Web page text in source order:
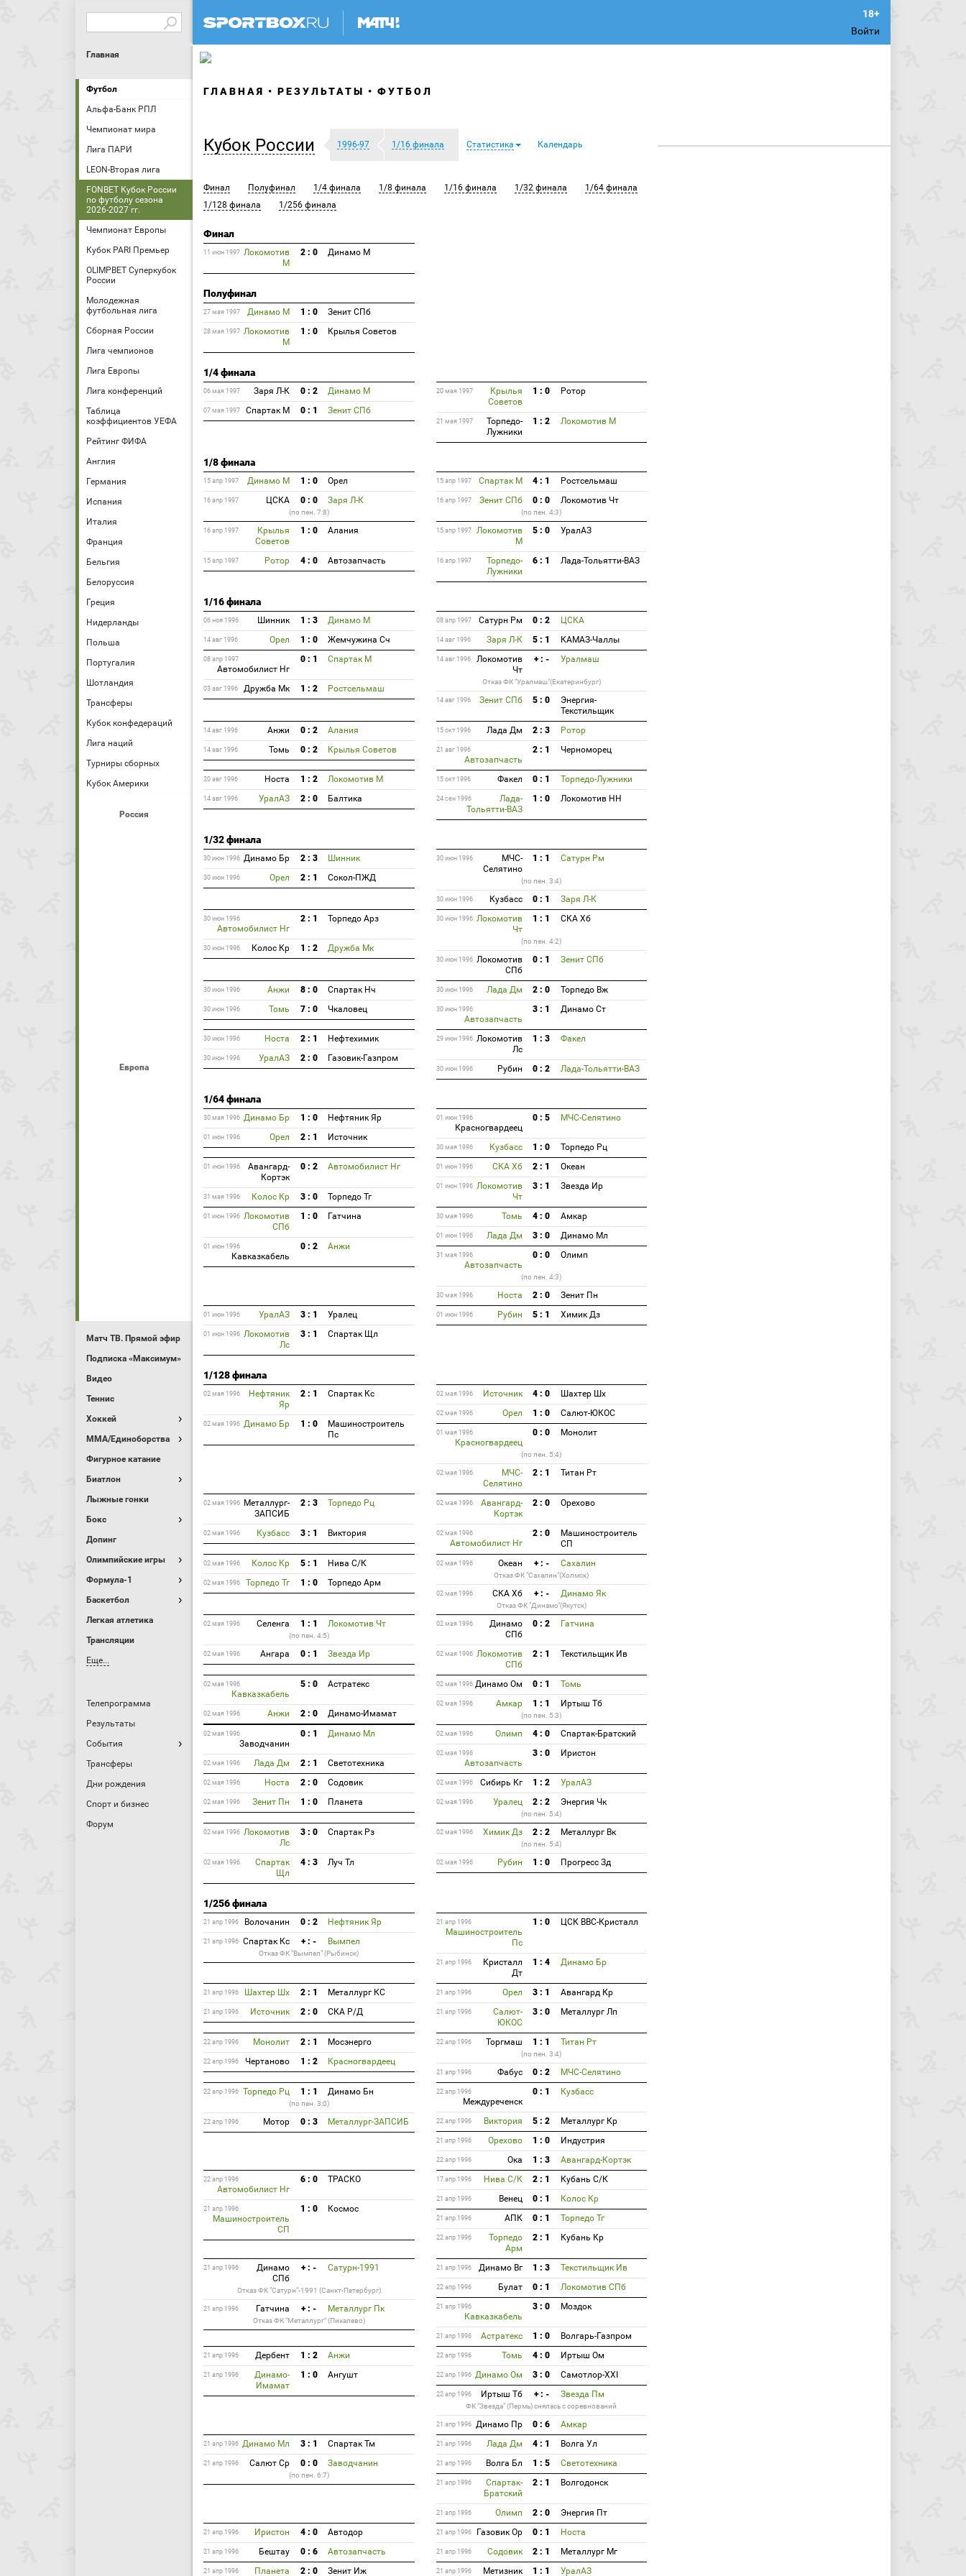
Войти
Главная
Футбол
Альфа-Банк РПЛ
Чемпионат мира
Лига ПАРИ
LEON-Вторая лига
FONBET Кубок России
по футболу сезона
2026-2027 гг.
Чемпионат Европы
Кубок PARI Премьер
OLIMPBET Суперкубок
России
Молодежная
футбольная лига
Сборная России
Лига чемпионов
Лига Европы
Лига конференций
Таблица
коэффициентов УЕФА
Рейтинг ФИФА
Англия
Германия
Испания
Италия
Франция
Бельгия
Белоруссия
Греция
Нидерланды
Польша
Португалия
Шотландия
Трансферы
Кубок конфедераций
Лига наций
Турниры сборных
Кубок Америки
Россия
Европа
Матч ТВ. Прямой эфир
Подписка «Максимум»
Видео
Теннис
Хоккей
MMA/Единоборства
Фигурное катание
Биатлон
Лыжные гонки
Бокс
Допинг
Олимпийские игры
Формула-1
Баскетбол
Легкая атлетика
Трансляции
Еще...
Телепрограмма
Результаты
События
Трансферы
Дни рождения
Спорт и бизнес
Форум
ГЛАВНАЯ РЕЗУЛЬТАТЫ ФУТБОЛ
Кубок России 1996-97 1/16 финала Статистика Календарь
Финал Полуфинал 1/4 финала 1/8 финала 1/16 финала 1/32 финала
1/64 финала
1/128 финала
1/256 финала
Финал
11 июн 1997 Локомотив
М
2 : 0 Динамо М
Полуфинал
27 мая 1997 Динамо М 1 : 0 Зенит СПб
28 мая 1997 Локомотив
М
1 : 0 Крылья Советов
1/4 финала
06 мая 1997 Заря Л-К 0 : 2 Динамо М
07 мая 1997 Спартак М 0 : 1 Зенит СПб
20 мая 1997
Крылья
Советов
1 : 0 Ротор
21 мая 1997
Торпедо-
Лужники
1 : 2 Локомотив М
1/8 финала
15 апр 1997 Динамо М 1 : 0 Орел
16 апр 1997 ЦСКА 0 : 0 Заря Л-К
(по пен. 7:8)
15 апр 1997 Спартак М 4 : 1 Ростсельмаш
16 апр 1997 Зенит СПб 0 : 0 Локомотив Чт
(по пен. 4:3)
16 апр 1997
Крылья
Советов
1 : 0 Алания
15 апр 1997 Ротор 4 : 0 Автозапчасть
15 апр 1997
Локомотив
М
5 : 0 УралАЗ
16 апр 1997
Торпедо-
Лужники
6 : 1 Лада-Тольятти-ВАЗ
1/16 финала
06 ноя 1996 Шинник 1 : 3 Динамо М
14 авг 1996 Орел 1 : 0 Жемчужина Сч
08 апр 1997 Сатурн Рм 0 : 2 ЦСКА
14 авг 1996 Заря Л-К 5 : 1 КАМАЗ-Чаллы
08 апр 1997
Автомобилист Нг
0 : 1 Спартак М
03 авг 1996 Дружба Мк 1 : 2 Ростсельмаш
14 авг 1996
Локомотив
Чт
+ : - Уралмаш
Отказ ФК "Уралмаш"(Екатеринбург)
14 авг 1996 Зенит СПб 5 : 0
Энергия-
Текстильщик
14 авг 1996 Анжи 0 : 2 Алания
14 авг 1996 Томь 0 : 2 Крылья Советов
15 окт 1996 Лада Дм 2 : 3 Ротор
21 авг 1996
Автозапчасть
2 : 1 Черноморец
20 авг 1996 Носта 1 : 2 Локомотив М
14 авг 1996 УралАЗ 2 : 0 Балтика
15 окт 1996 Факел 0 : 1 Торпедо-Лужники
24 сен 1996
Лада-
Тольятти-ВАЗ
1 : 0 Локомотив НН
1/32 финала
30 июн 1996 Динамо Бр 2 : 3 Шинник
30 июн 1996 Орел 2 : 1 Сокол-ПЖД
30 июн 1996
МЧС-
Селятино
1 : 1 Сатурн Рм
(по пен. 3:4)
30 июн 1996 Кузбасс 0 : 1 Заря Л-К
30 июн 1996
Автомобилист Нг
2 : 1 Торпедо Арз
30 июн 1996 Колос Кр 1 : 2 Дружба Мк
30 июн 1996 Локомотив
Чт
1 : 1 СКА Хб
(по пен. 4:2)
30 июн 1996 Локомотив
СПб
0 : 1 Зенит СПб
30 июн 1996 Анжи 8 : 0 Спартак Нч
30 июн 1996 Томь 7 : 0 Чкаловец
30 июн 1996 Лада Дм 2 : 0 Торпедо Вж
30 июн 1996
Автозапчасть
3 : 1 Динамо Ст
30 июн 1996 Носта 2 : 1 Нефтехимик
30 июн 1996 УралАЗ 2 : 0 Газовик-Газпром
29 июн 1996 Локомотив
Лс
1 : 3 Факел
30 июн 1996 Рубин 0 : 2 Лада-Тольятти-ВАЗ
1/64 финала
30 мая 1996 Динамо Бр 1 : 0 Нефтяник Яр
01 июн 1996 Орел 2 : 1 Источник
01 июн 1996
Красногвардеец
0 : 5 МЧС-Селятино
30 мая 1996 Кузбасс 1 : 0 Торпедо Рц
01 июн 1996
Авангард-
Кортэк
0 : 2 Автомобилист Нг
31 мая 1996 Колос Кр 3 : 0 Торпедо Тг
01 июн 1996 СКА Хб 2 : 1 Океан
01 июн 1996 Локомотив
Чт
3 : 1 Звезда Ир
01 июн 1996 Локомотив
СПб
1 : 0 Гатчина
01 июн 1996
Кавказкабель
0 : 2 Анжи
30 мая 1996 Томь 4 : 0 Амкар
01 июн 1996 Лада Дм 3 : 0 Динамо Мл
31 мая 1996
Автозапчасть
0 : 0 Олимп
(по пен. 4:3)
30 мая 1996 Носта 2 : 0 Зенит Пн
01 июн 1996 УралАЗ 3 : 1 Уралец
01 июн 1996 Локомотив
Лс
3 : 1 Спартак Щл
01 июн 1996 Рубин 5 : 1 Химик Дз
1/128 финала
02 мая 1996
Нефтяник
Яр
2 : 1 Спартак Кс
02 мая 1996 Динамо Бр 1 : 0
Машиностроитель
Пс
02 мая 1996 Источник 4 : 0 Шахтер Шх
02 мая 1996 Орел 1 : 0 Салют-ЮКОС
01 мая 1996
Красногвардеец
0 : 0 Монолит
(по пен. 5:4)
02 мая 1996
МЧС-
Селятино
2 : 1 Титан Рт
02 мая 1996
Металлург-
ЗАПСИБ
2 : 3 Торпедо Рц
02 мая 1996 Кузбасс 3 : 1 Виктория
02 мая 1996
Авангард-
Кортэк
2 : 0 Орехово
02 мая 1996
Автомобилист Нг
2 : 0
Машиностроитель
СП
02 мая 1996 Колос Кр 5 : 1 Нива С/К
02 мая 1996 Торпедо Тг 1 : 0 Торпедо Арм
02 мая 1996 Океан + : - Сахалин
Отказ ФК "Сахалин"(Холмск)
02 мая 1996 СКА Хб + : - Динамо Як
Отказ ФК "Динамо"(Якутск)
02 мая 1996 Селенга 1 : 1 Локомотив Чт
(по пен. 4:5)
02 мая 1996 Ангара 0 : 1 Звезда Ир
02 мая 1996
Динамо
СПб
0 : 2 Гатчина
02 мая 1996 Локомотив
СПб
2 : 1 Текстильщик Ив
02 мая 1996
Кавказкабель
5 : 0 Астратекс
02 мая 1996 Анжи 2 : 0 Динамо-Имамат
02 мая 1996 Динамо Ом 0 : 1 Томь
02 мая 1996 Амкар 1 : 1 Иртыш Тб
(по пен. 5:3)
02 мая 1996
Заводчанин
0 : 1 Динамо Мл
02 мая 1996 Лада Дм 2 : 1 Светотехника
02 мая 1996 Олимп 4 : 0 Спартак-Братский
02 мая 1996
Автозапчасть
3 : 0 Иристон
02 мая 1996 Носта 2 : 0 Содовик
02 мая 1996 Зенит Пн 1 : 0 Планета
02 мая 1996 Сибирь Кг 1 : 2 УралАЗ
02 мая 1996 Уралец 2 : 2 Энергия Чк
(по пен. 5:4)
02 мая 1996 Локомотив
Лс
3 : 0 Спартак Рз
02 мая 1996
Спартак
Щл
4 : 3 Луч Тл
02 мая 1996 Химик Дз 2 : 2 Металлург Вк
(по пен. 5:4)
02 мая 1996 Рубин 1 : 0 Прогресс Зд
1/256 финала
21 апр 1996 Волочанин 0 : 2 Нефтяник Яр
21 апр 1996 Спартак Кс + : - Вымпел
Отказ ФК "Вымпел" (Рыбинск)
21 апр 1996
Машиностроитель
Пс
1 : 0 ЦСК ВВС-Кристалл
21 апр 1996
Кристалл
Дт
1 : 4 Динамо Бр
21 апр 1996 Шахтер Шх 2 : 1 Металлург КС
21 апр 1996 Источник 2 : 0 СКА Р/Д
21 апр 1996 Орел 3 : 1 Авангард Кр
21 апр 1996
Салют-
ЮКОС
3 : 0 Металлург Лп
22 апр 1996 Монолит 2 : 1 Мосэнерго
22 апр 1996 Чертаново 1 : 2 Красногвардеец
22 апр 1996 Торгмаш 1 : 1 Титан Рт
(по пен. 3:4)
21 апр 1996 Фабус 0 : 2 МЧС-Селятино
22 апр 1996 Торпедо Рц 1 : 1 Динамо Бн
(по пен. 3:0)
22 апр 1996 Мотор 0 : 3 Металлург-ЗАПСИБ
22 апр 1996
Междуреченск
0 : 1 Кузбасс
22 апр 1996 Виктория 5 : 2 Металлург Кр
21 апр 1996 Орехово 1 : 0 Индустрия
22 апр 1996 Ока 1 : 3 Авангард-Кортэк
22 апр 1996
Автомобилист Нг
6 : 0 ТРАСКО
21 апр 1996
Машиностроитель
СП
1 : 0 Космос
17 апр 1996 Нива С/К 2 : 1 Кубань С/К
21 апр 1996 Венец 0 : 1 Колос Кр
21 апр 1996 АПК 0 : 1 Торпедо Тг
22 апр 1996
Торпедо
Арм
2 : 1 Кубань Кр
21 апр 1996
Динамо
СПб
+ : - Сатурн-1991
Отказ ФК "Сатурн"-1991 (Санкт-Петербург)
21 апр 1996 Гатчина + : - Металлург Пк
Отказ ФК "Металлург" (Пикалево)
21 апр 1996 Динамо Вг 1 : 3 Текстильщик Ив
22 апр 1996 Булат 0 : 1 Локомотив СПб
21 апр 1996
Кавказкабель
3 : 0 Моздок
21 апр 1996 Астратекс 1 : 0 Волгарь-Газпром
21 апр 1996 Дербент 1 : 2 Анжи
21 апр 1996
Динамо-
Имамат
1 : 0 Ангушт
22 апр 1996 Томь 4 : 0 Иртыш Ом
22 апр 1996 Динамо Ом 3 : 0 Самотлор-XXI
22 апр 1996 Иртыш Тб + : - Звезда Пм
ФК "Звезда" (Пермь) снялась с соревнований
21 апр 1996 Динамо Пр 0 : 6 Амкар
21 апр 1996 Динамо Мл 3 : 1 Спартак Тм
21 апр 1996 Салют Ср 0 : 0 Заводчанин
(по пен. 6:7)
21 апр 1996 Лада Дм 4 : 1 Волга Ул
21 апр 1996 Волга Бл 1 : 5 Светотехника
21 апр 1996
Спартак-
Братский
2 : 1 Волгодонск
21 апр 1996 Олимп 2 : 0 Энергия Пт
21 апр 1996 Иристон 4 : 0 Автодор
21 апр 1996 Бештау 0 : 6 Автозапчасть
21 апр 1996 Газовик Ор 0 : 1 Носта
21 апр 1996 Содовик 2 : 1 Металлург Мг
21 апр 1996 Планета 2 : 0 Зенит Иж 21 апр 1996 Метизник 1 : 1 УралАЗ